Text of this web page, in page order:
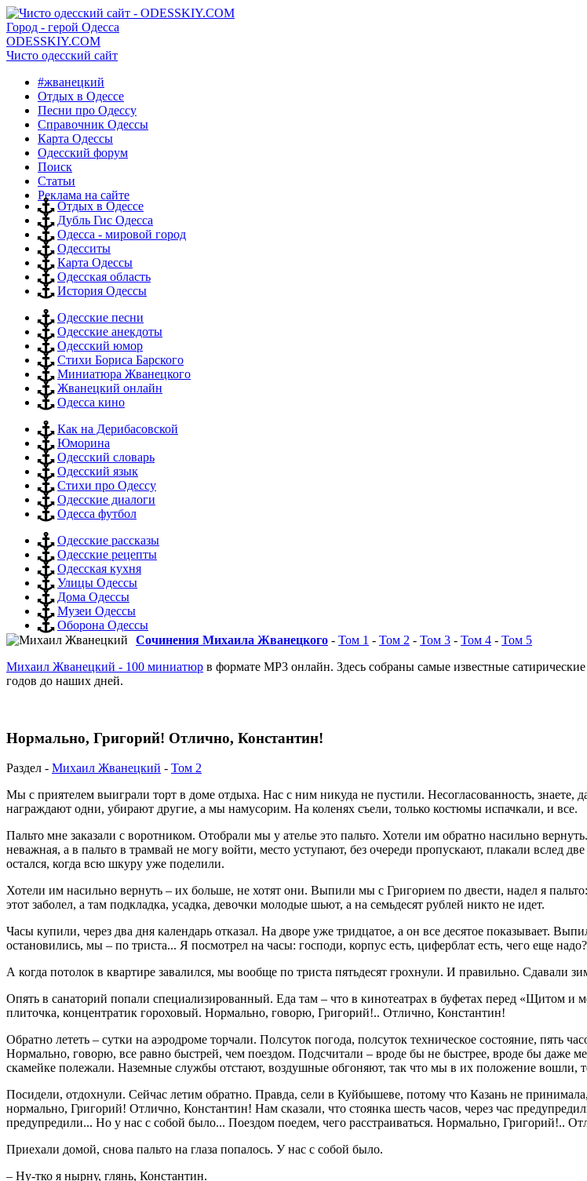
Город - герой Одесса
ODESSKIY.COM
Чисто одесский сайт
#жванецкий
Отдых в Одессе
Песни про Одессу
Справочник Одессы
Карта Одессы
Одесский форум
Поиск
Статьи
Реклама на сайте
Отдых в Одессе
Дубль Гис Одесса
Одесса - мировой город
Одесситы
Карта Одессы
Одесская область
История Одессы
Одесские песни
Одесские анекдоты
Одесский юмор
Стихи Бориса Барского
Миниатюра Жванецкого
Жванецкий онлайн
Одесса кино
Как на Дерибасовской
Юморина
Одесский словарь
Одесский язык
Стихи про Одессу
Одесские диалоги
Одесса футбол
Одесские рассказы
Одесские рецепты
Одесская кухня
Улицы Одессы
Дома Одессы
Музеи Одессы
Оборона Одессы
Сочинения Михаила Жванецкого - Том 1 - Том 2 - Том 3 - Том 4 - Том 5
Михаил Жванецкий - 100 миниатюр в формате MP3 онлайн. Здесь собраны самые известные
годов до наших дней.
Нормально, Григорий! Отлично, Константин!
Раздел - Михаил Жванецкий - Том 2
Мы с приятелем выиграли торт в доме отдыха. Нас с ним никуда не пустили. Несогласованность,
награждают одни, убирают другие, а мы намусорим. На коленях съели, только костюмы испачкали, и все.
Пальто мне заказали с воротником. Отобрали мы у ателье это пальто. Хотели им обратно насильно
неважная, а в пальто в трамвай не могу войти, место уступают, без очереди пропускают, плакали вслед
остался, когда всю шкуру уже поделили.
Хотели им насильно вернуть – их больше, не хотят они. Выпили мы с Григорием по двести, надел я
этот заболел, а там подкладка, усадка, девочки молодые шьют, а на семьдесят рублей никто не идет.
Часы купили, через два дня календарь отказал. На дворе уже тридцатое, а он все десятое показывает.
остановились, мы – по триста... Я посмотрел на часы: господи, корпус есть, циферблат есть, чего еще
А когда потолок в квартире завалился, мы вообще по триста пятьдесят грохнули. И правильно. Сдавали
Опять в санаторий попали специализированный. Еда там – что в кинотеатрах в буфетах перед «Щитом
плиточка, концентратик гороховый. Нормально, говорю, Григорий!.. Отлично, Константин!
Обратно лететь – сутки на аэродроме торчали. Полсуток погода, полсуток техническое состояние, пять
Нормально, говорю, все равно быстрей, чем поездом. Подсчитали – вроде бы не быстрее, вроде бы даже
скамейке полежали. Наземные службы отстают, воздушные обгоняют, так что мы в их положение
Посидели, отдохнули. Сейчас летим обратно. Правда, сели в Куйбышеве, потому что Казань не
нормально, Григорий! Отлично, Константин! Нам сказали, что стоянка шесть часов, через час
предупредили... Но у нас с собой было... Поездом поедем, чего расстраиваться. Нормально, Григорий!..
Приехали домой, снова пальто на глаза попалось. У нас с собой было.
– Ну-тко я нырну, глянь, Константин.